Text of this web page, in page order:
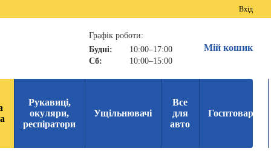
Вхід
Графік роботи:
Будні:
10:00–17:00
Сб:
10:00–15:00
Мій кошик
Рукавиці,
окуляри,
респіратори
Ущільнювачі
Все
для
авто
Госптовари